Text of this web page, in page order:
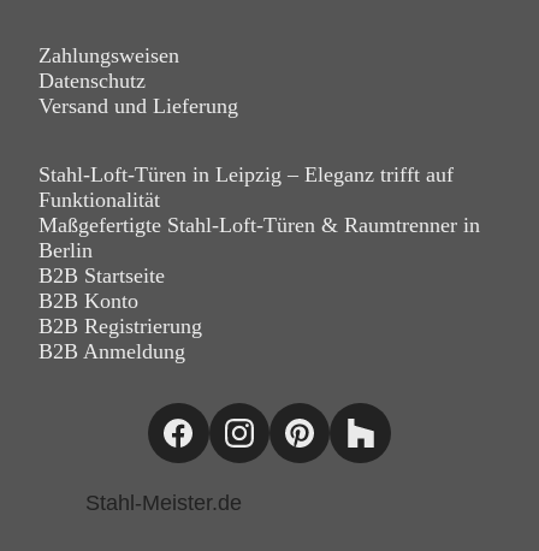
Zahlungsweisen
Datenschutz
Versand und Lieferung
Stahl-Loft-Türen in Leipzig – Eleganz trifft auf
Funktionalität
Maßgefertigte Stahl-Loft-Türen & Raumtrenner in
Berlin
B2B Startseite
B2B Konto
B2B Registrierung
B2B Anmeldung
Stahl-Meister.de